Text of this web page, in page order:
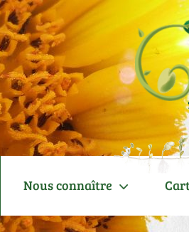
Nous connaître